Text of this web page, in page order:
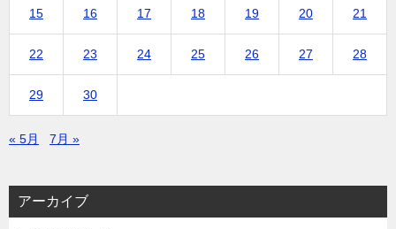
15 16 17 18 19 20 21
22 23 24 25 26 27 28
29 30
« 5月 7月 »
アーカイブ